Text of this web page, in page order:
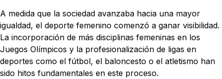
A medida que la sociedad avanzaba hacia una mayor
igualdad, el deporte femenino comenzó a ganar visibilidad.
La incorporación de más disciplinas femeninas en los
Juegos Olímpicos y la profesionalización de ligas en
deportes como el fútbol, el baloncesto o el atletismo han
sido hitos fundamentales en este proceso.